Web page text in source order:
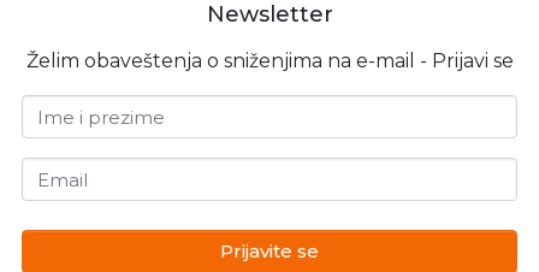
Newsletter
Želim obaveštenja o sniženjima na e-mail - Prijavi se
Ime i prezime
Email
Prijavite se